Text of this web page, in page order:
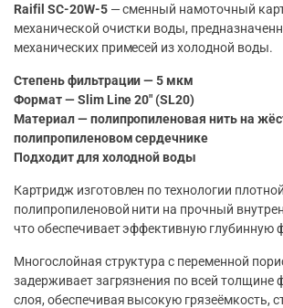
Raifil SC-20W-5— сменный намоточный
механической очистки воды,
механических примесей из холодной воды.
Степень фильтрации — 5 мкм
Формат — Slim Line 20″ (SL20)
Материал — полипропиленовая нить на
полипропиленовом сердечнике
Подходит для холодной воды
Картридж изготовлен по технологии
полипропиленовой нити на прочный
что обеспечивает эффективную глубинную
Многослойная структура с переменной
задерживает загрязнения по всей толщине
слоя, обеспечивая высокую грязеёмкость,